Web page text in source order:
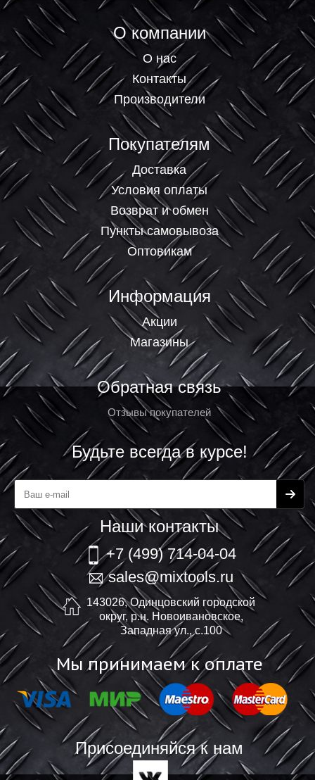
О компании
О нас
Контакты
Производители
Покупателям
Доставка
Условия оплаты
Возврат и обмен
Пункты самовывоза
Оптовикам
Информация
Акции
Магазины
Обратная связь
Отзывы покупателей
Будьте всегда в курсе!
Наши контакты
+7 (499) 714-04-04
sales@mixtools.ru
143026, Одинцовский городской
округ, р.н. Новоивановское,
Западная ул., с.100
Мы принимаем к оплате
Присоединяйся к нам